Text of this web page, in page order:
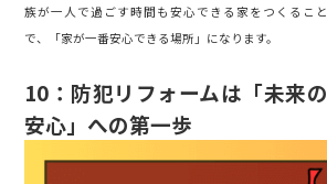
族が一人で過ごす時間も安心できる家をつくること
で、「家が一番安心できる場所」になります。
10 ：防犯リフォームは「未来の
安心」への第一歩